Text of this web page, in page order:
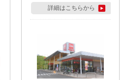
詳細はこちらから